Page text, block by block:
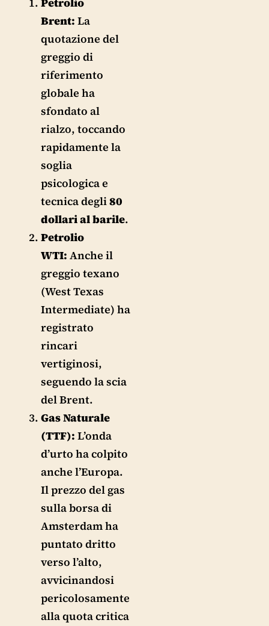
Brent: La
quotazione del
greggio di
riferimento
globale ha
sfondato al
rialzo, toccando
rapidamente la
soglia
psicologica e
tecnica degli80
dollari al barile.
Petrolio
WTI: Anche il
greggio texano
(West Texas
Intermediate) ha
registrato
rincari
vertiginosi,
seguendo la scia
del Brent.
Gas Naturale
(TTF): L’onda
d’urto ha colpito
anche l’Europa.
Il prezzo del gas
sulla borsa di
Amsterdam ha
puntato dritto
verso l’alto,
avvicinandosi
pericolosamente
alla quota critica